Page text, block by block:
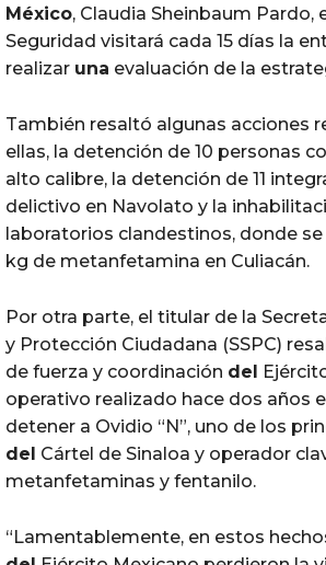
México, Claudia Sheinbaum Pardo,
Seguridad visitará cada 15 días la
realizar una evaluación de la
También resaltó algunas acciones
ellas, la detención de 10 personas
alto calibre, la detención de 11
delictivo en Navolato y la
laboratorios clandestinos, donde
kg de metanfetamina en Culiacán.
Por otra parte, el titular de la
y Protección Ciudadana (SSPC)
de fuerza y coordinación del
operativo realizado hace dos años
detener a Ovidio “N”, uno de los
del Cártel de Sinaloa y operador
metanfetaminas y fentanilo.
“Lamentablemente, en estos